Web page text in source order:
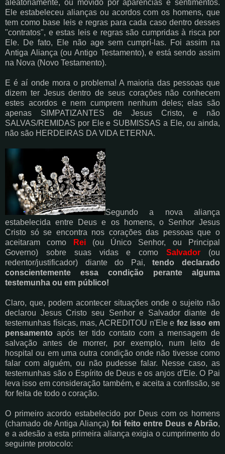
aleatoriamente, ou movido por aparências e sentimentos.
Ele estabeleceu alianças ou acordos com os homens, que
tem como base leis e regras para cada caso dentro desses
"contratos", e estas leis e regras são cumpridas à risca por
Ele. De fato, Ele não age sem cumprí-las. Foi assim na
Antiga Aliança (ou Antigo Testamento), e está sendo assim
na Nova (Novo Testamento).
E é aí onde mora o problema! A maioria das pessoas que
dizem ter Jesus dentro de seus corações não conhecem
estes acordos e nem cumprem nenhum deles; elas são
apenas SIMPATIZANTES de Jesus Cristo, e não
SALVAS/REMIDAS por Ele e SUBMISSAS a Ele, ou ainda,
não são HERDEIRAS DA VIDA ETERNA.
Segundo a nova aliança
estabelecida entre Deus e os homens, o Senhor Jesus
Cristo só se encontra nos corações das pessoas que o
aceitaram como
Rei (ou Único Senhor, ou Principal
Governo) sobre suas vidas e comoSalvador (ou
redentor/justificador) diante do Pai,tendo declarado
conscientemente essa condição perante alguma
testemunha ou em público!
Claro, que, podem acontecer situações onde o sujeito não
declarou Jesus Cristo seu Senhor e Salvador diante de
testemunhas físicas, mas, ACREDITOU n'Ele e fez isso em
pensamento após ter tido contato com a mensagem de
salvação antes de morrer, por exemplo, num leito de
hospital ou em uma outra condição onde não tivesse como
falar com alguém, ou não pudesse falar. Nesse caso, as
testemunhas são o Espírito de Deus e os anjos d'Ele. O Pai
leva isso em consideração também, e aceita a confissão, se
for feita de todo o coração.
O primeiro acordo estabelecido por Deus com os homens
(chamado de Antiga Aliança)foi feito entre Deus e Abrão,
e a adesão a esta primeira aliança exigia o cumprimento do
seguinte protocolo: